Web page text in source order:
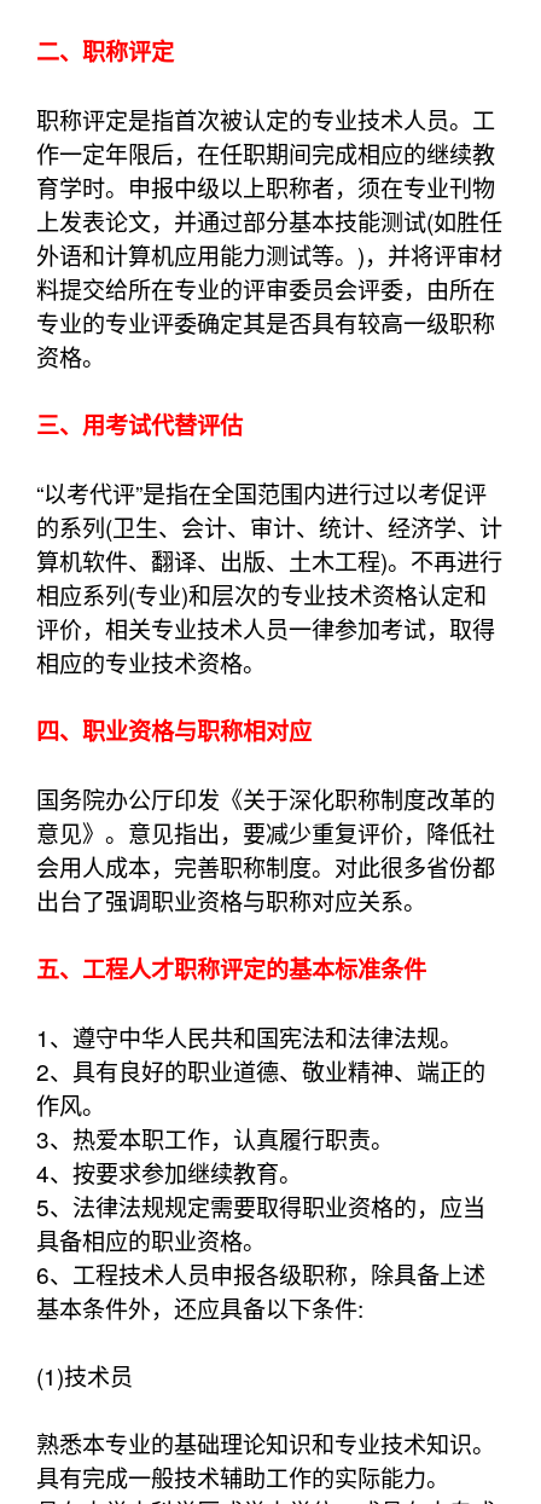
二、职称评定
职称评定是指首次被认定的专业技术人员。工
作一定年限后，在任职期间完成相应的继续教
育学时。申报中级以上职称者，须在专业刊物
上发表论文，并通过部分基本技能测试(如胜任
外语和计算机应用能力测试等。)，并将评审材
料提交给所在专业的评审委员会评委，由所在
专业的专业评委确定其是否具有较高一级职称
资格。
三、用考试代替评估
“以考代评”是指在全国范围内进行过以考促评
的系列(卫生、会计、审计、统计、经济学、计
算机软件、翻译、出版、土木工程)。不再进行
相应系列(专业)和层次的专业技术资格认定和
评价，相关专业技术人员一律参加考试，取得
相应的专业技术资格。
四、职业资格与职称相对应
国务院办公厅印发《关于深化职称制度改革的
意见》。意见指出，要减少重复评价，降低社
会用人成本，完善职称制度。对此很多省份都
出台了强调职业资格与职称对应关系。
五、工程人才职称评定的基本标准条件
1、遵守中华人民共和国宪法和法律法规。
2、具有良好的职业道德、敬业精神、端正的
作风。
3、热爱本职工作，认真履行职责。
4、按要求参加继续教育。
5、法律法规规定需要取得职业资格的，应当
具备相应的职业资格。
6、工程技术人员申报各级职称，除具备上述
基本条件外，还应具备以下条件:
(1)技术员
熟悉本专业的基础理论知识和专业技术知识。
具有完成一般技术辅助工作的实际能力。